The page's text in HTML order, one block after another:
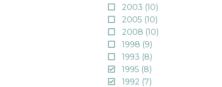
2003 (10)
2005 (10)
2008 (10)
1998 (9)
1993 (8)
1995 (8)
1992 (7)